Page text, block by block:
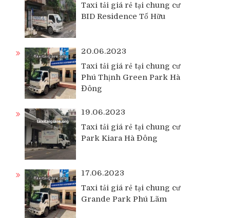
Taxi tải giá rẻ tại chung cư
BID Residence Tố Hữu
20.06.2023
Taxi tải giá rẻ tại chung cư
Phú Thịnh Green Park Hà
Đông
19.06.2023
Taxi tải giá rẻ tại chung cư
Park Kiara Hà Đông
17.06.2023
Taxi tải giá rẻ tại chung cư
Grande Park Phú Lãm